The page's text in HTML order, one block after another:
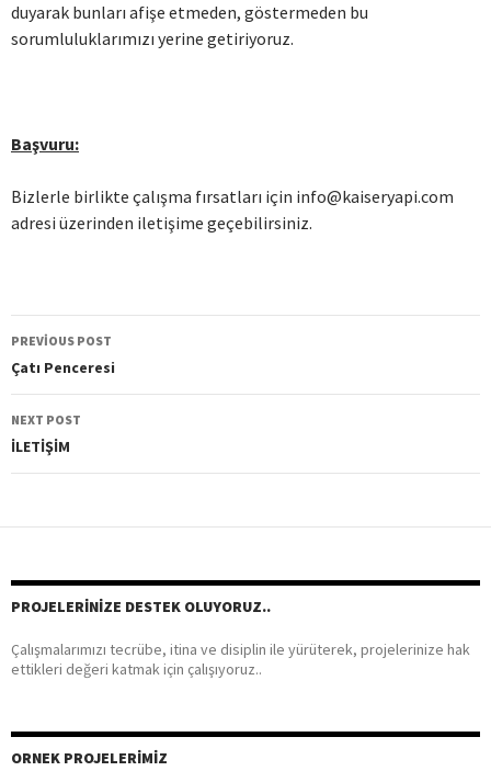
duyarak bunları afişe etmeden, göstermeden bu
sorumluluklarımızı yerine getiriyoruz.
Başvuru:
Bizlerle birlikte çalışma fırsatları için info@kaiseryapi.com
adresi üzerinden iletişime geçebilirsiniz.
Post
navigation
PREVIOUS POST
Çatı Penceresi
NEXT POST
İLETİŞİM
PROJELERINIZE DESTEK OLUYORUZ..
Çalışmalarımızı tecrübe, itina ve disiplin ile yürüterek, projelerinize hak
ettikleri değeri katmak için çalışıyoruz..
ORNEK PROJELERIMIZ